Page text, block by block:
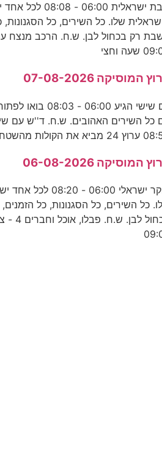
שבת ישראלית
שלו. כל השירים, כל
שעה וחצי
המוסיקה 07-08-2026
הקולות מהשטח. החיילים שלנו מקדישים
המוסיקה 06-08-2026
בוקר ישראלי
כל השירים, כל הסגנונות, כל